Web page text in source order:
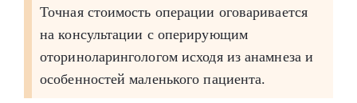
Точная стоимость операции оговаривается
на консультации с оперирующим
оториноларингологом исходя из анамнеза и
особенностей маленького пациента.